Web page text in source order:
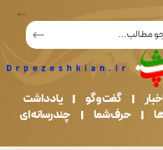
گفت و گو
یادداشت
حرف شما
چندرسانه ای